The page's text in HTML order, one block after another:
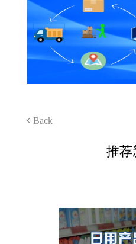
Back
推荐